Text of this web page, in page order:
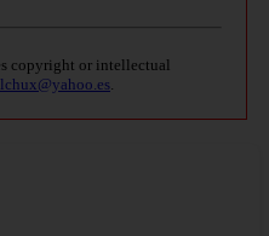
copyright or intellectual
.